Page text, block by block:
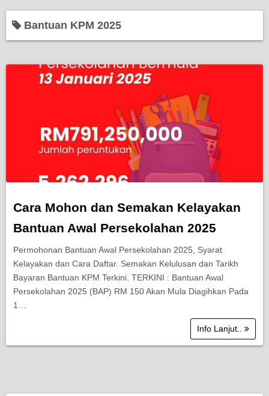
Bantuan KPM 2025
Cara Mohon dan Semakan Kelayakan
Bantuan Awal Persekolahan 2025
Permohonan Bantuan Awal Persekolahan 2025, Syarat
Kelayakan dan Cara Daftar. Semakan Kelulusan dan Tarikh
Bayaran Bantuan KPM Terkini. TERKINI : Bantuan Awal
Persekolahan 2025 (BAP) RM 150 Akan Mula Diagihkan Pada
1…
Info Lanjut..